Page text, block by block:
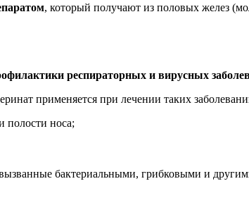
, который получают из половых желез
респираторных и вирусных
применяется при лечении таких
полости носа;
вызванные бактериальными, грибковыми и